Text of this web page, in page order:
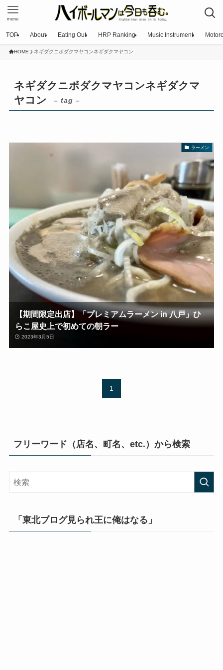
menu
TOP About Eating Out HRP Ranking Music Instrument
HOME ネギダクニボダクマヤコンネギダクマヤコン
ネギダクニボダクマヤコンネギダクマ
ヤコン
– tag –
ラーメン
【期間限定出店】「プレミアムラーメン in 八戸」ひ
らこ屋史上で初めての朝ラー
2023年3月5日
1
フリーワード（店名、町名、etc.）から検索
「東北ブログ見られ王に俺はなる」